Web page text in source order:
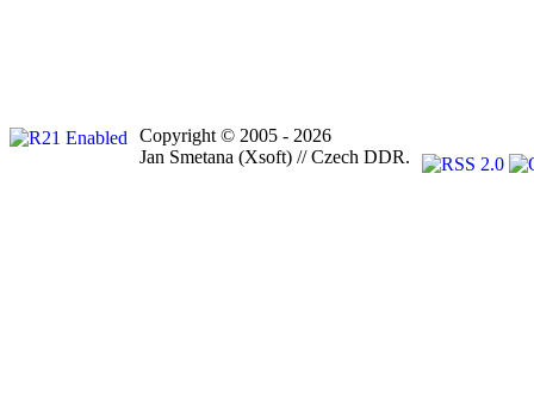
Copyright © 2005 - 2026
Jan Smetana (Xsoft) // Czech DDR.